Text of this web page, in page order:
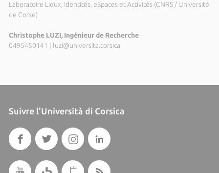
Laboratoire Lieux, Identités, eSpaces et Activités (CNRS / Université
de Corse)
Christophe LUZI, Ingénieur de Recherche
0495450141
luzi@universita.corsica
Suivre l'Università di Corsica